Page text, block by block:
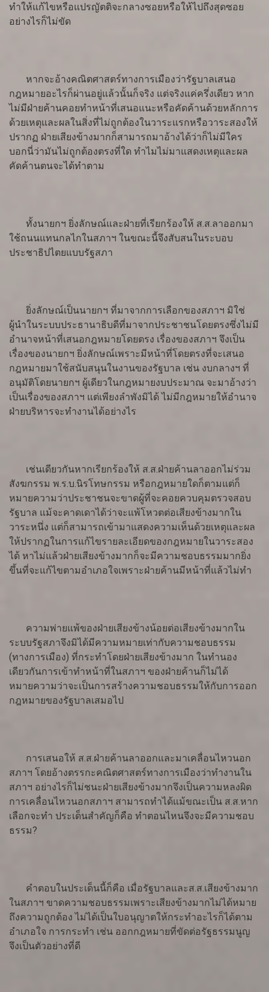
ทำให้แก้ไขหรือแปรญัตติจะกลางซอยหรือให้ไปถึงสุดซอย
อย่างไรก็ไม่ขัด
หากจะอ้างคณิตศาสตร์ทางการเมืองว่ารัฐบาลเสนอ
กฎหมายอะไรก็ผ่านอยู่แล้วนั้นก็จริง แต่จริงแค่ครึ่งเดียว หาก
ไม่มีฝ่ายค้านคอยทำหน้าที่เสนอแนะหรือคัดค้านด้วยหลักการ
ด้วยเหตุและผลในสิ่งที่ไม่ถูกต้องในวาระแรกหรือวาระสองให้
ปรากฏ ฝ่ายเสียงข้างมากก็สามารถมาอ้างได้ว่าก็ไม่มีใคร
บอกนี่ว่ามันไม่ถูกต้องตรงที่ใด ทำไมไม่มาแสดงเหตุและผล
คัดค้านตนจะได้ทำตาม
ทั้งนายกฯ ยิ่งลักษณ์และฝ่ายที่เรียกร้องให้ ส.ส.ลาออกมา
ใช้ถนนแทนกลไกในสภาฯ ในขณะนี้จึงสับสนในระบอบ
ประชาธิปไตยแบบรัฐสภา
ยิ่งลักษณ์เป็นนายกฯ ที่มาจากการเลือกของสภาฯ มิใช่
ผู้นำในระบบประธานาธิบดีที่มาจากประชาชนโดยตรงซึ่งไม่มี
อำนาจหน้าที่เสนอกฎหมายโดยตรง เรื่องของสภาฯ จึงเป็น
เรื่องของนายกฯ ยิ่งลักษณ์เพราะมีหน้าที่โดยตรงที่จะเสนอ
กฎหมายมาใช้สนับสนุนในงานของรัฐบาล เช่น งบกลางฯ ที่
อนุมัติโดยนายกฯ ผู้เดียวในกฎหมายงบประมาณ จะมาอ้างว่า
เป็นเรื่องของสภาฯ แต่เพียงลำพังมิได้ ไม่มีกฎหมายให้อำนาจ
ฝ่ายบริหารจะทำงานได้อย่างไร
เช่นเดียวกันหากเรียกร้องให้ ส.ส.ฝ่ายค้านลาออกไม่ร่วม
สังฆกรรม พ.ร.บ.นิรโทษกรรม หรือกฎหมายใดก็ตามแต่ก็
หมายความว่าประชาชนจะขาดผู้ที่จะคอยควบคุมตรวจสอบ
รัฐบาล แม้จะคาดเดาได้ว่าจะแพ้โหวตต่อเสียงข้างมากใน
วาระหนึ่ง แต่ก็สามารถเข้ามาแสดงความเห็นด้วยเหตุและผล
ให้ปรากฏในการแก้ไขรายละเอียดของกฎหมายในวาระสอง
ได้ หาไม่แล้วฝ่ายเสียงข้างมากก็จะมีความชอบธรรมมากยิ่ง
ขึ้นที่จะแก้ไขตามอำเภอใจเพราะฝ่ายค้านมีหน้าที่แล้วไม่ทำ
ความพ่ายแพ้ของฝ่ายเสียงข้างน้อยต่อเสียงข้างมากใน
ระบบรัฐสภาจึงมิได้มีความหมายเท่ากับความชอบธรรม
(ทางการเมือง) ที่กระทำโดยฝ่ายเสียงข้างมาก ในทำนอง
เดียวกันการเข้าทำหน้าที่ในสภาฯ ของฝ่ายค้านก็ไม่ได้
หมายความว่าจะเป็นการสร้างความชอบธรรมให้กับการออก
กฎหมายของรัฐบาลเสมอไป
การเสนอให้ ส.ส.ฝ่ายค้านลาออกและมาเคลื่อนไหวนอก
สภาฯ โดยอ้างตรรกะคณิตศาสตร์ทางการเมืองว่าทำงานใน
สภาฯ อย่างไรก็ไม่ชนะฝ่ายเสียงข้างมากจึงเป็นความหลงผิด
การเคลื่อนไหวนอกสภาฯ สามารถทำได้แม้ขณะเป็น ส.ส.หาก
เลือกจะทำ ประเด็นสำคัญก็คือ ทำตอนไหนจึงจะมีความชอบ
ธรรม?
คำตอบในประเด็นนี้ก็คือ เมื่อรัฐบาลและส.ส.เสียงข้างมาก
ในสภาฯ ขาดความชอบธรรมเพราะเสียงข้างมากไม่ได้หมาย
ถึงความถูกต้อง ไม่ได้เป็นใบอนุญาตให้กระทำอะไรก็ได้ตาม
อำเภอใจ การกระทำ เช่น ออกกฎหมายที่ขัดต่อรัฐธรรมนูญ
จึงเป็นตัวอย่างที่ดี